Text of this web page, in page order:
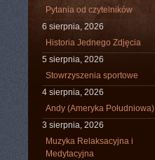
Pytania od czytelników
6 sierpnia, 2026
Historia Jednego Zdjęcia
5 sierpnia, 2026
Stowrzyszenia sportowe
4 sierpnia, 2026
Andy (Ameryka Południowa)
3 sierpnia, 2026
Muzyka Relaksacyjna i
Medytacyjna